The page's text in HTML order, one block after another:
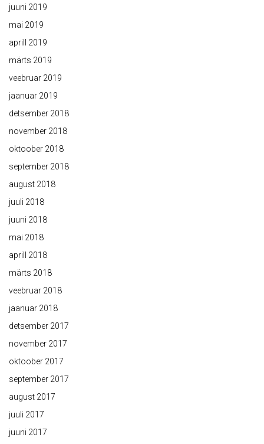
juuni 2019
mai 2019
aprill 2019
märts 2019
veebruar 2019
jaanuar 2019
detsember 2018
november 2018
oktoober 2018
september 2018
august 2018
juuli 2018
juuni 2018
mai 2018
aprill 2018
märts 2018
veebruar 2018
jaanuar 2018
detsember 2017
november 2017
oktoober 2017
september 2017
august 2017
juuli 2017
juuni 2017